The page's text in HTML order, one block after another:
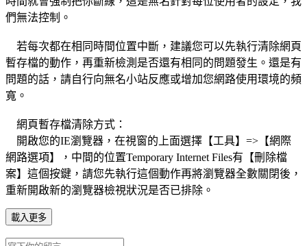
們無法控制。
若每次都在相同時間位置中斷，建議您可以先執行清除網頁
暫存檔的動作，再重新檢測是否還有相同的問題發生。還是有
問題的話，請自行向無名小站反應或增加您網路使用環境的頻
寬。
網頁暫存檔清除方式：
開啟您的IE瀏覽器，在視窗的上面選擇【工具】=>【網際
網路選項】，中間的位置Temporary Internet Files有【刪除檔
案】這個按鍵，請您先執行這個動作再將瀏覽器全數關閉後，
重新開啟新的瀏覽器檢視狀況是否已排除。
載入更多